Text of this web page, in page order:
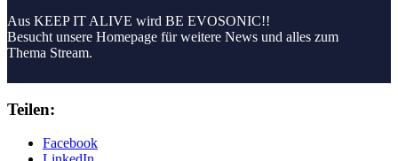
Aus KEEP IT ALIVE wird BE EVOSONIC!!
Besucht unsere Homepage für weitere News und alles zum
Thema Stream.
Teilen:
Facebook